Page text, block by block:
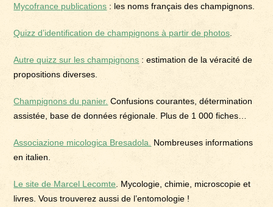
Mycofrance publications : les noms français des champignons.
Quizz d’identification de champignons à partir de photos
Autre quizz sur les champignons : estimation de la véracité de
propositions diverses.
Champignons du panier. Confusions courantes, détermination
assistée, base de données régionale. Plus de 1 000 fiches…
Associazione micologica Bresadola.
Nombreuses informations
en italien.
Le site de Marcel Lecomte . Mycologie, chimie, microscopie et
livres. Vous trouverez aussi de l’entomologie !